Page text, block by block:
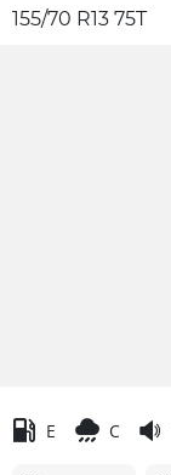
155/70 R13 75T
E C